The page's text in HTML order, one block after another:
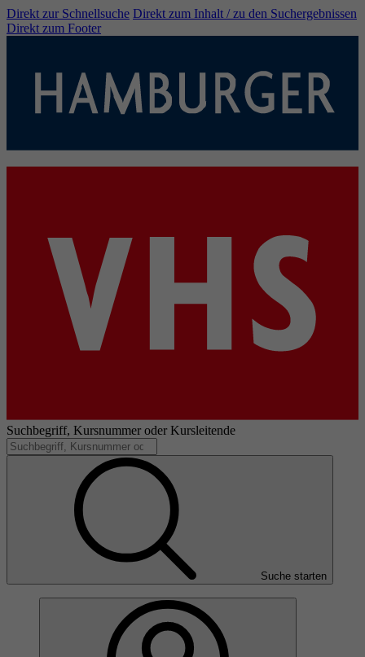
Direkt zur Schnellsuche Direkt zum Inhalt / zu den Suchergebnissen
Direkt zum Footer
Suchbegriff, Kursnummer oder Kursleitende
Suche starten